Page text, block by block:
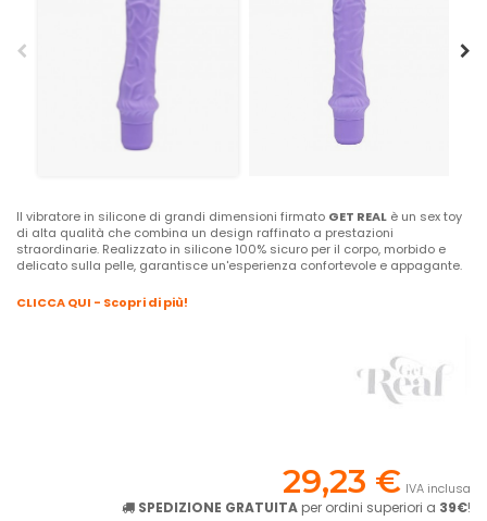
Il vibratore in silicone di grandi dimensioni firmato GET REAL è un sex toy
di alta qualità che combina un design raffinato a prestazioni
straordinarie. Realizzato in silicone 100% sicuro per il corpo, morbido e
delicato sulla pelle, garantisce un'esperienza confortevole e appagante.
CLICCA QUI - Scopri di più!
29,23 € IVA inclusa
SPEDIZIONE GRATUITA per ordini superiori a 39€!